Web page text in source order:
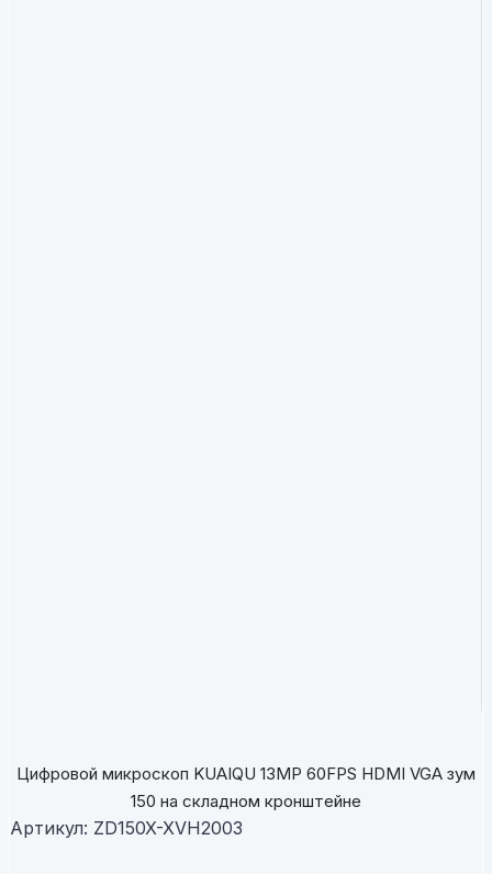
Цифровой микроскоп KUAIQU 13MP 60FPS HDMI VGA зум
150 на складном кронштейне
Артикул: ZD150X-XVH2003